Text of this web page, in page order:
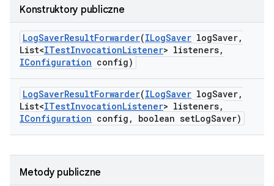
Konstruktory publiczne
LogSaverResultForwarder(ILogSaver logSaver,
List<ITestInvocationListener> listeners,
IConfiguration config)
LogSaverResultForwarder(ILogSaver logSaver,
List<ITestInvocationListener> listeners,
IConfiguration config , boolean setLogSaver)
Metody publiczne